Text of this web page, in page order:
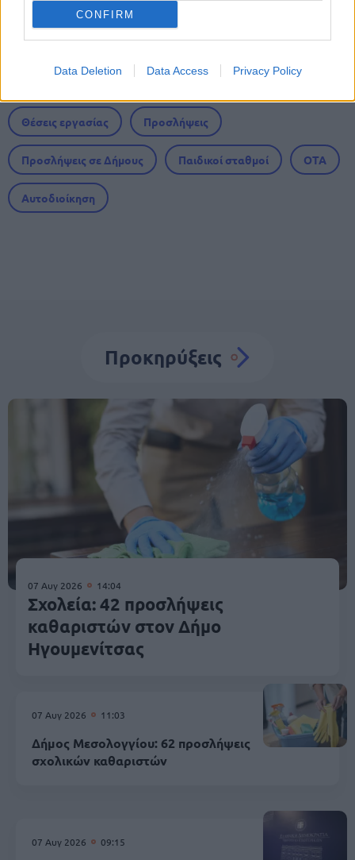
CONFIRM
Data Deletion Data Access Privacy Policy
Θέσεις εργασίας Προσλήψεις
Προσλήψεις σε Δήμους Παιδικοί σταθμοί ΟΤΑ
Αυτοδιοίκηση
Προκηρύξεις
07 Αυγ 2026 14:04
Σχολεία: 42 προσλήψεις
καθαριστών στον Δήμο
Ηγουμενίτσας
07 Αυγ 2026 11:03
Δήμος Μεσολογγίου: 62 προσλήψεις
σχολικών καθαριστών
07 Αυγ 2026 09:15